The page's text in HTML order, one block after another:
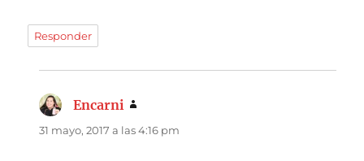
Responder
Encarni
31 mayo, 2017 a las 4:16 pm